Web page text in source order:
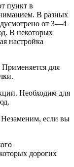
пункт в
В разных
от 3―4
В некоторых
настройка
для
Необходим для
если вы
дорогих